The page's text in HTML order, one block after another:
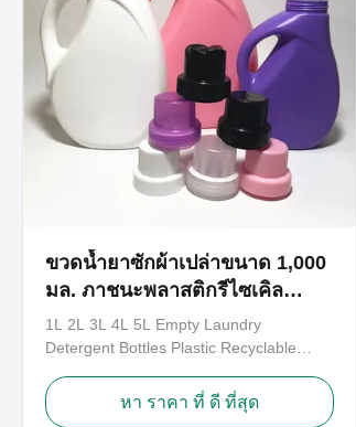
ขวดน้ำยาซักผ้าเปล่าขนาด 1,000
มล. ภาชนะพลาสติกรีไซเคิล
ได้SGS
1L 2L 3L 4L 5L Empty Laundry
Detergent Bottles Plastic Recyclable
straight-sided empty laundry detergent
bottles are the perfect fit for your
หา ราคา ที่ ดี ที่สุด